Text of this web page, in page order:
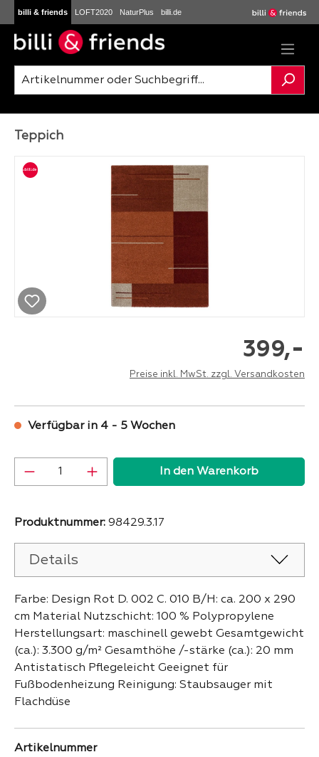
Zum Hauptinhalt springen
billi & friends LOFT2020 NaturPlus billi.de
Bildergalerie überspringen
Teppich
399,-
Preise inkl. MwSt. zzgl. Versandkosten
Verfügbar in 4 - 5 Wochen
Produkt Anzahl: Gib den gewünschten
In den Warenkorb
Produktnummer: 98429.3.17
Details
Farbe: Design Rot D. 002 C. 010 B/H: ca. 200 x 290
cm Material Nutzschicht: 100 % Polypropylene
Herstellungsart: maschinell gewebt Gesamtgewicht
(ca.): 3.300 g/m² Gesamthöhe /-stärke (ca.): 20 mm
Antistatisch Pflegeleicht Geeignet für
Fußbodenheizung Reinigung: Staubsauger mit
Flachdüse
Artikelnummer